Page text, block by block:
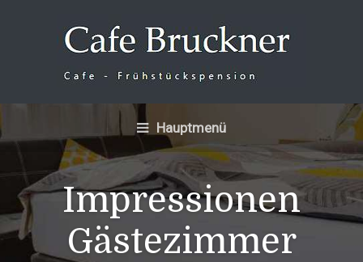
Hauptmenü
Impressionen
Gästezimmer